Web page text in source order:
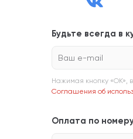
Будьте всегда в
Ваш e-mail
Нажимая кнопку «ОК»,
Соглашения об
Оплата по